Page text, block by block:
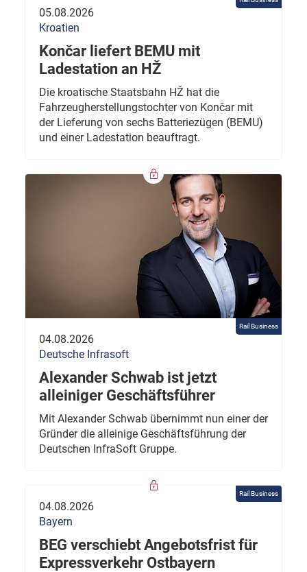
05.08.2026
Kroatien
Končar liefert BEMU mit
Ladestation an HŽ
Die kroatische Staatsbahn HŽ hat die
Fahrzeugherstellungstochter von Končar mit
der Lieferung von sechs Batteriezügen (BEMU)
und einer Ladestation beauftragt.
Rail Business
04.08.2026
Deutsche Infrasoft
Alexander Schwab ist jetzt
alleiniger Geschäftsführer
Mit Alexander Schwab übernimmt nun einer der
Gründer die alleinige Geschäftsführung der
Deutschen InfraSoft Gruppe.
Rail Business
04.08.2026
Bayern
BEG verschiebt Angebotsfrist für
Expressverkehr Ostbayern